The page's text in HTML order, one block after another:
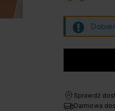
Sprawdź
Darmowa